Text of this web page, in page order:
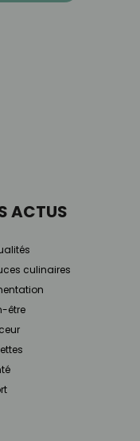
ACTUS
culinaires
être